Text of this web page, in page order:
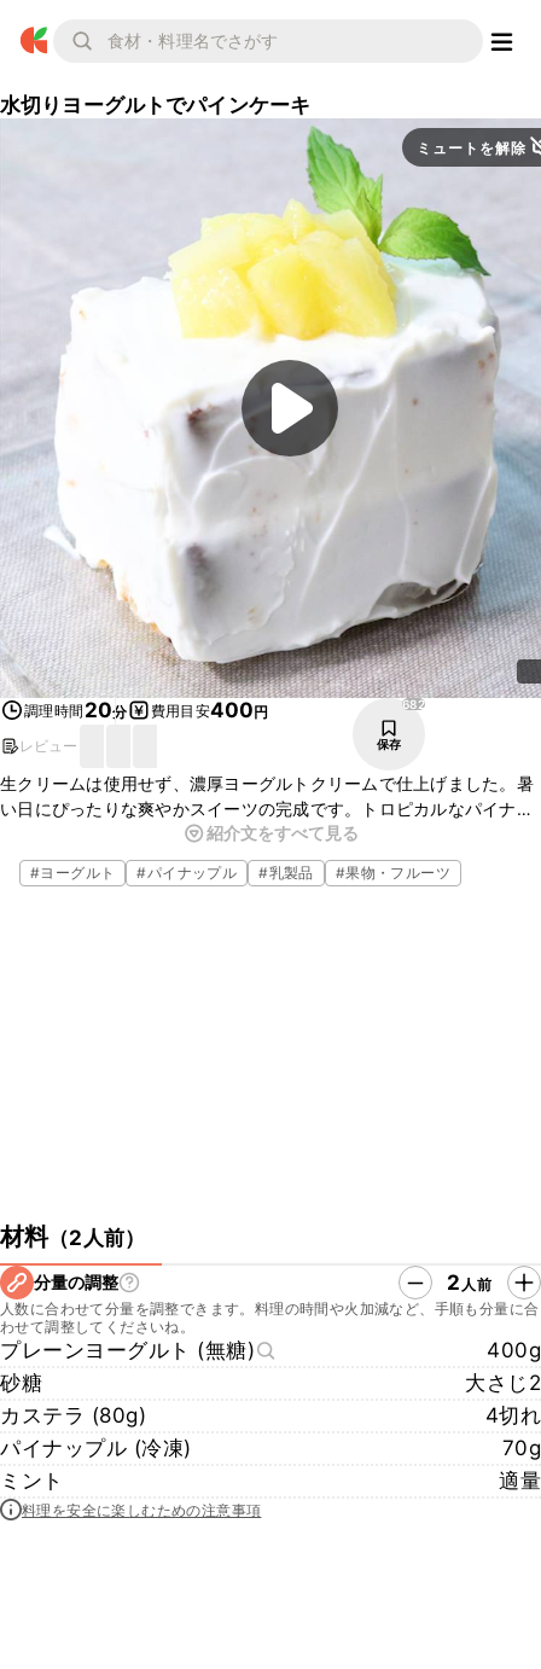
水切りヨーグルトでパインケーキ
ミュートを解除
調理時間 20分 費用目安400円
レビュー
682
保存
生クリームは使用せず、濃厚ヨーグルトクリームで仕上げました。暑
い日にぴったりな爽やかスイーツの完成です。トロピカルなパイナッ
プルの酸味と甘さがアクセントとなりオススメです。とても簡単に作
ることができるので、是非お試しください。
紹介文をすべて見る
#ヨーグルト #パイナップル #乳製品 #果物・フルーツ
材料（2人前）
分量の調整 2 人前
人数に合わせて分量を調整できます。料理の時間や火加減など、手順も分量に合
わせて調整してくださいね。
プレーンヨーグルト (無糖)
400g
砂糖
大さじ2
カステラ (80g)
4切れ
パイナップル (冷凍)
70g
ミント
適量
料理を安全に楽しむための注意事項